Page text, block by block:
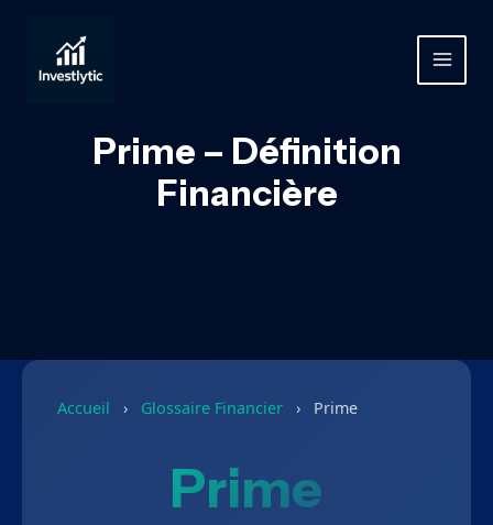
contenu
MAIN
Prime – Définition
Financière
Accueil › Glossaire Financier › Prime
Prime